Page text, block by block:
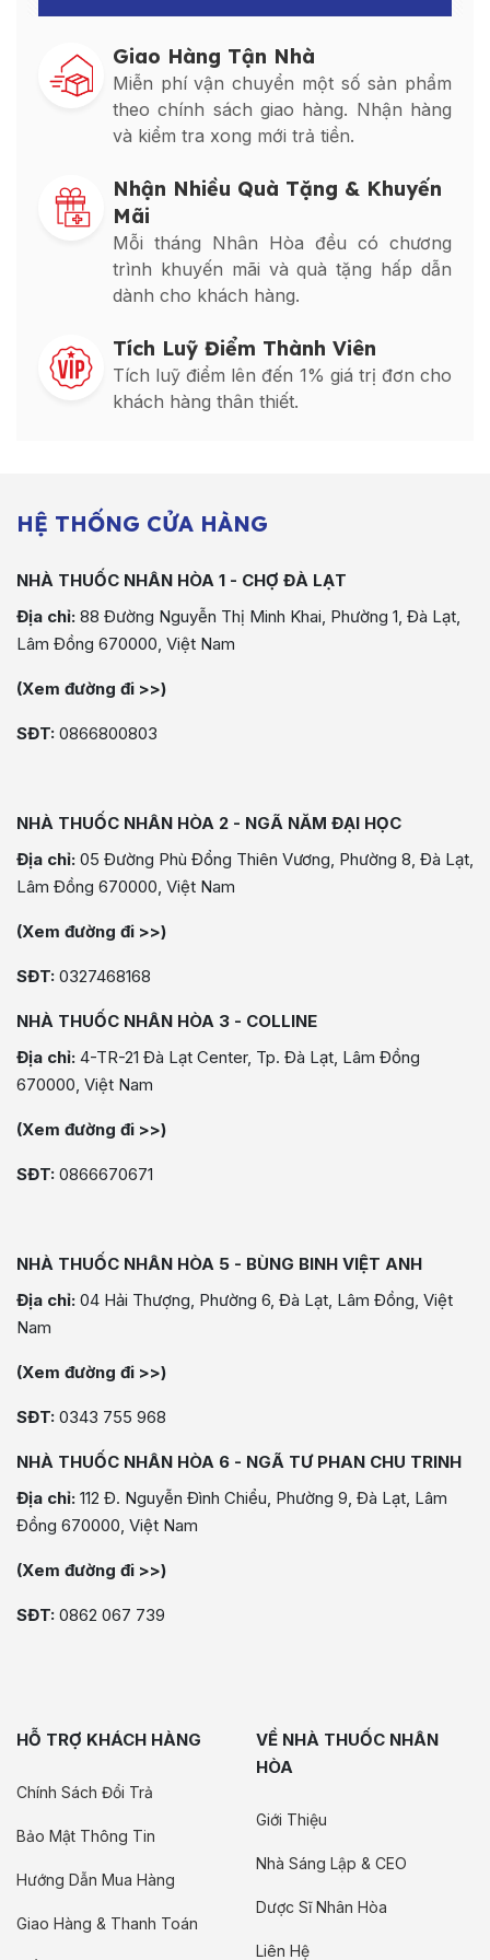
Giao Hàng Tận Nhà
Miễn phí vận chuyển một số sản phẩm
theo chính sách giao hàng. Nhận hàng
và kiểm tra xong mới trả tiền.
Nhận Nhiều Quà Tặng & Khuyến
Mãi
Mỗi tháng Nhân Hòa đều có chương
trình khuyến mãi và quà tặng hấp dẫn
dành cho khách hàng.
Tích Luỹ Điểm Thành Viên
Tích luỹ điểm lên đến 1% giá trị đơn cho
khách hàng thân thiết.
HỆ THỐNG CỬA HÀNG
NHÀ THUỐC NHÂN HÒA 1 - CHỢ ĐÀ LẠT
Địa chỉ: 88 Đường Nguyễn Thị Minh Khai, Phường 1, Đà Lạt,
Lâm Đồng 670000, Việt Nam
(Xem đường đi >>)
SĐT: 0866800803
NHÀ THUỐC NHÂN HÒA 2 - NGÃ NĂM ĐẠI HỌC
Địa chỉ: 05 Đường Phù Đổng Thiên Vương, Phường 8, Đà Lạt,
Lâm Đồng 670000, Việt Nam
(Xem đường đi >>)
SĐT: 0327468168
NHÀ THUỐC NHÂN HÒA 3 - COLLINE
Địa chỉ: 4-TR-21 Đà Lạt Center, Tp. Đà Lạt, Lâm Đồng
670000, Việt Nam
(Xem đường đi >>)
SĐT: 0866670671
NHÀ THUỐC NHÂN HÒA 5 - BÙNG BINH VIỆT ANH
Địa chỉ: 04 Hải Thượng, Phường 6, Đà Lạt, Lâm Đồng, Việt
Nam
(Xem đường đi >>)
SĐT: 0343 755 968
NHÀ THUỐC NHÂN HÒA 6 - NGÃ TƯ PHAN CHU TRINH
Địa chỉ: 112 Đ. Nguyễn Đình Chiểu, Phường 9, Đà Lạt, Lâm
Đồng 670000, Việt Nam
(Xem đường đi >>)
SĐT: 0862 067 739
HỖ TRỢ KHÁCH HÀNG
Chính Sách Đổi Trả
Bảo Mật Thông Tin
Hướng Dẫn Mua Hàng
Giao Hàng & Thanh Toán
VỀ NHÀ THUỐC NHÂN
HÒA
Giới Thiệu
Nhà Sáng Lập & CEO
Dược Sĩ Nhân Hòa
Liên Hệ